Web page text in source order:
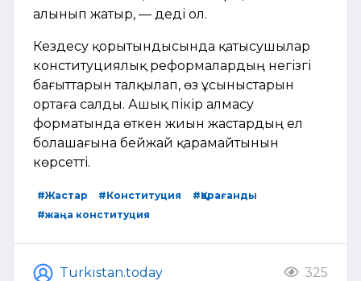
алынып жатыр, — деді ол.
Кездесу қорытындысында қатысушылар
конституциялық реформалардың негізгі
бағыттарын талқылап, өз ұсыныстарын
ортаға салды. Ашық пікір алмасу
форматында өткен жиын жастардың ел
болашағына бейжай қарамайтынын
көрсетті.
#Жастар #Конституция
#Қарағанды
#жаңа конституция
Turkistan.today 325